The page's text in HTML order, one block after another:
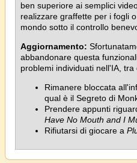
ben superiore ai semplici
realizzare graffette per i fogli
mondo sotto il controllo
Aggiornamento:
abbandonare questa
problemi individuati nell'IA, tra
Rimanere bloccata
qual è il Segreto di
Prendere appunti
Have No Mouth and I
Rifiutarsi di giocare a